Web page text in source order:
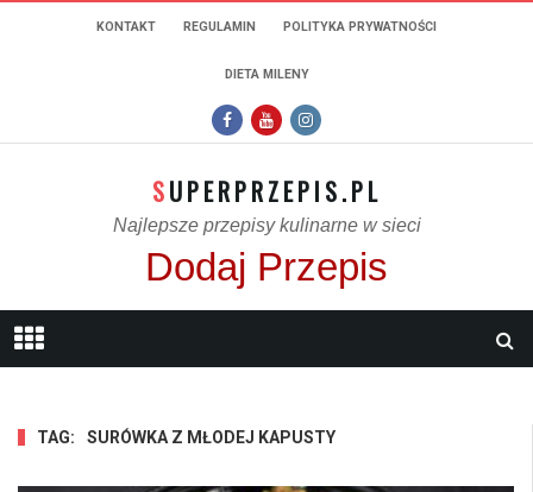
KONTAKT REGULAMIN POLITYKA PRYWATNOŚCI
DIETA MILENY
SUPERPRZEPIS.PL
Najlepsze przepisy kulinarne w sieci
Dodaj Przepis
TAG: SURÓWKA Z MŁODEJ KAPUSTY